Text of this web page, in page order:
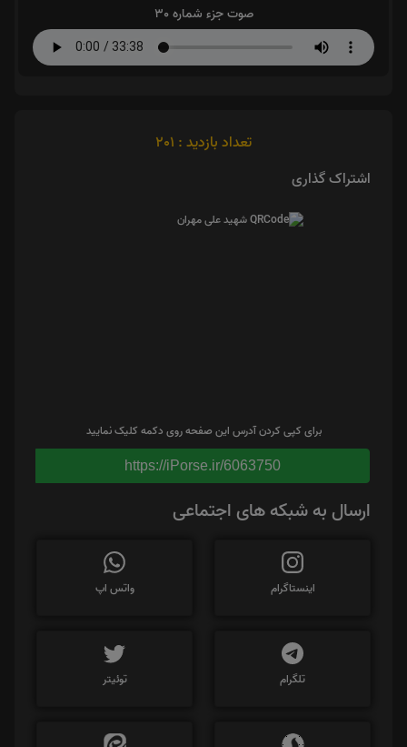
صوت جزء شماره 30
تعداد بازدید : 201
اشتراک گذاری
برای کپی کردن آدرس این صفحه روی دکمه کلیک نمایید
https://iPorse.ir/6063750
ارسال به شبکه های اجتماعی
اینستاگرام واتس اپ
تلگرام توئیتر